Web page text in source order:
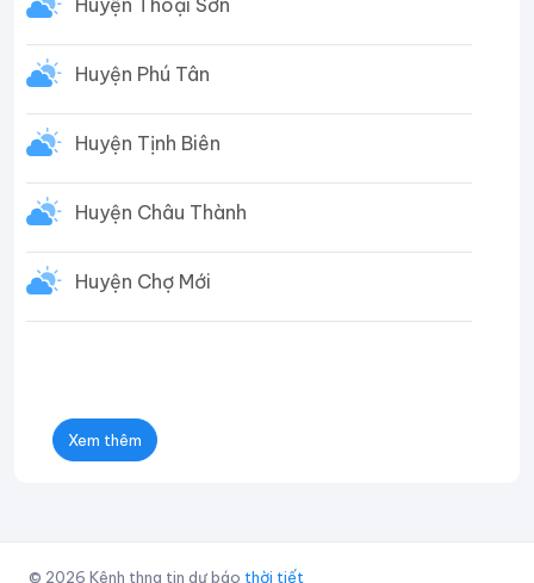
Huyện Thoại Sơn
Huyện Phú Tân
Huyện Tịnh Biên
Huyện Châu Thành
Huyện Chợ Mới
Xem thêm
© 2026 Kênh thng tin dự báo thời tiết